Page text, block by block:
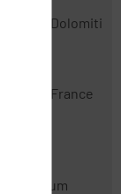
Air Dolomiti
Air France
Nostrum